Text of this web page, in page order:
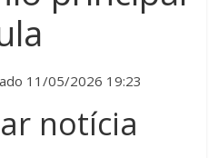
11/05/2026 19:23
notícia